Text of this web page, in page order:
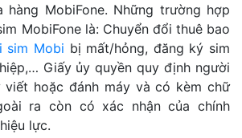
hàng MobiFone. Những trường hợp
MobiFone là: Chuyển đổi thuê bao
sim Mobi bị mất/hỏng, đăng ký sim
Giấy ủy quyền quy định người
viết hoặc đánh máy và có kèm chữ
ra còn có xác nhận của chính
lực.